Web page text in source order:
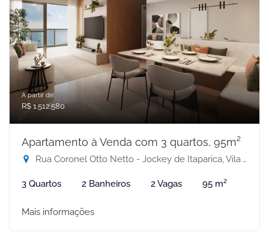
A partir de:
R$ 1.512.580
Apartamento à Venda com 3 quartos, 95m²
Rua Coronel Otto Netto - Jockey de Itaparica, Vila Velha-ES
3 Quartos 2 Banheiros 2 Vagas 95 m²
Mais informações